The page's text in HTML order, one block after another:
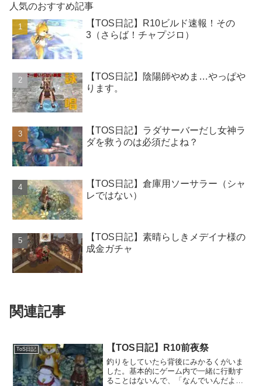
人気のおすすめ記事
【TOS日記】R10ビルド速報！その
3（さらば！チャプジロ）
【TOS日記】陰陽師やめま…やっぱや
ります。
【TOS日記】ラダサーバーだし女神ラ
ダを救うのは必須だよね？
【TOS日記】倉庫用ソーサラー（シャ
レではない）
【TOS日記】素晴らしきメデイナ様の
成金ガチャ
関連記事
ToS日記 【TOS日記】R10前夜祭
釣りをしていたら背後にみかるくがいま
した。基本的にゲーム内で一緒に行動す
ることはないんで、「なんでいんだよ」